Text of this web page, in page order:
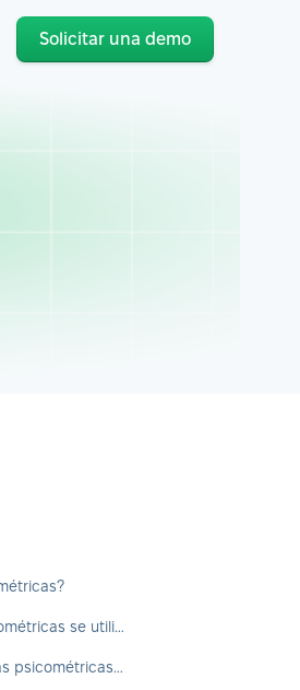
Solicitar una demo
¿Qué tipos de pruebas psicométricas se utilizan con mayor frecuencia en Recursos Humanos?
¿Cómo se utilizan las pruebas psicométricas en Recursos Humanos?